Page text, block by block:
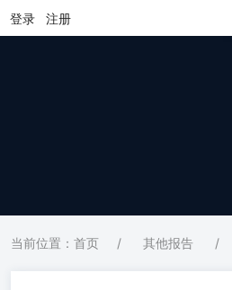
登录 注册
当前位置：首页 / 其他报告 /